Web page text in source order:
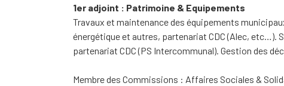
1er adjoint : Patrimoine & Equipements
Travaux et maintenance des équipements
énergétique et autres, partenariat CDC (Alec, etc…).
partenariat CDC (PS Intercommunal). Gestion des
Membre des Commissions : Affaires Sociales &